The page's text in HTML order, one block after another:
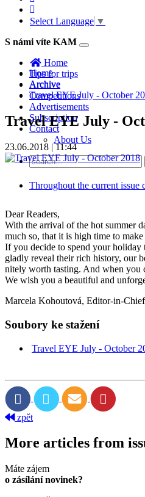
Select Language ▼
S námi víte KAM
Toggle
Home
Tips for trips
Archive
Competitions
Advertisements
Subscription
Contact
About Us
Home
Archive
Travel EYE July - October
Travel EYE July -
23.06.2018 | 11:44
Throughout the current issue
Dear Readers,
With the arrival of the hot summer
much so, that it is high time to
If you decide to spend your
gladly reveal their rich history, our
nitely worth tasting. And when you
We wish you a beautiful and
Marcela Kohoutová, Editor-in-Chief
Soubory ke stažení
Travel EYE July - October
zpět
More articles from
Máte zájem
o zásílání novinek?